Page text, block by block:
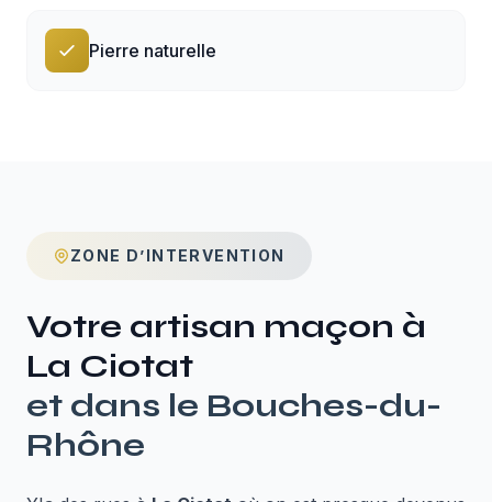
Pierre naturelle
ZONE D’INTERVENTION
Votre artisan maçon à
La Ciotat
et dans le Bouches-du-
Rhône